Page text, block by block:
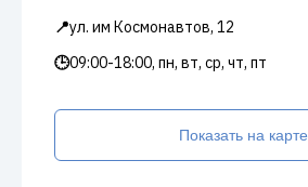
📍ул. им Космонавтов, 12
🕒09:00-18:00, пн, вт, ср, чт, пт
Показать на карте